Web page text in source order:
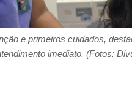
e primeiros cuidados,
imediato. (Fotos: